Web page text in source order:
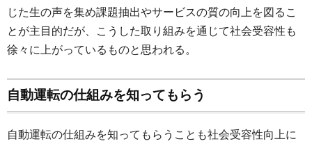
じた生の声を集め課題抽出やサービスの質の向上を図るこ
とが主目的だが、こうした取り組みを通じて社会受容性も
徐々に上がっているものと思われる。
自動運転の仕組みを知ってもらう
自動運転の仕組みを知ってもらうことも社会受容性向上に